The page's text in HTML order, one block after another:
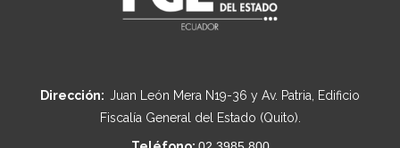
Dirección: Juan León Mera N19-36 y Av. Patria, Edificio
Fiscalía General del Estado (Quito).